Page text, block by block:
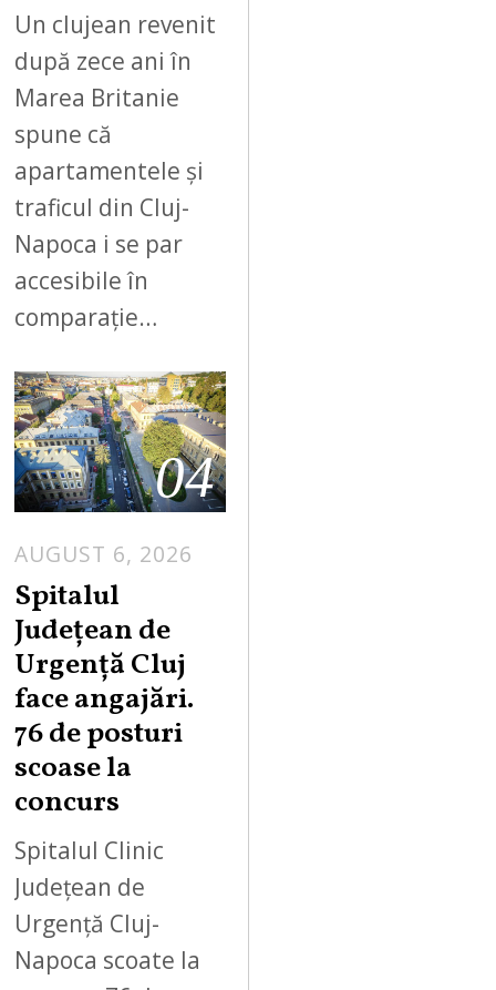
Un clujean revenit
după zece ani în
Marea Britanie
spune că
apartamentele și
traficul din Cluj-
Napoca i se par
accesibile în
comparație…
04
AUGUST 6, 2026
Spitalul
Județean de
Urgență Cluj
face angajări.
76 de posturi
scoase la
concurs
Spitalul Clinic
Județean de
Urgență Cluj-
Napoca scoate la